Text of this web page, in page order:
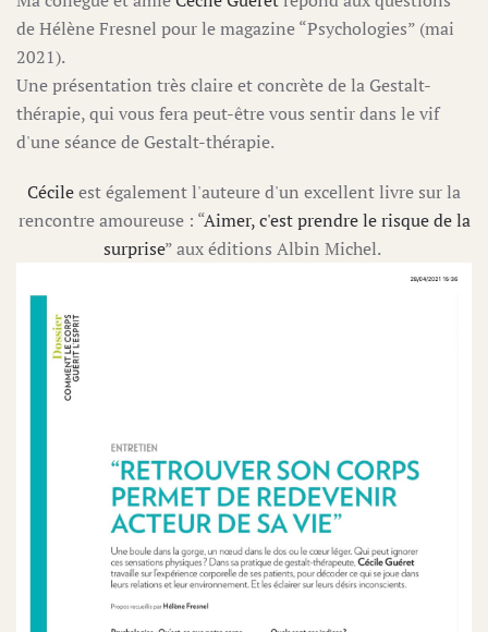
de Hélène Fresnel pour le magazine “Psychologies” (mai
2021).
Une présentation très claire et concrète de la Gestalt-
thérapie, qui vous fera peut-être vous sentir dans le vif
d'une séance de Gestalt-thérapie.
Cécileest également l'auteure d'un excellent livre sur la
rencontre amoureuse : “Aimer, c'est prendre le risque de la
surprise” aux éditions Albin Michel.